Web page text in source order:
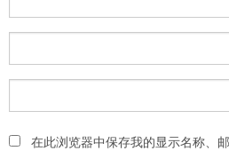
在此浏览器中保存我的显示名称、